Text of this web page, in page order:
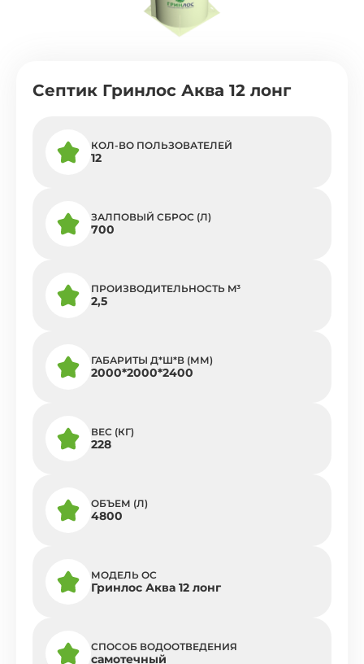
Септик Гринлос Аква 12 лонг
КОЛ-ВО ПОЛЬЗОВАТЕЛЕЙ
12
ЗАЛПОВЫЙ СБРОС (Л)
700
ПРОИЗВОДИТЕЛЬНОСТЬ M³
2,5
ГАБАРИТЫ Д*Ш*В (ММ)
2000*2000*2400
ВЕС (КГ)
228
ОБЪЕМ (Л)
4800
МОДЕЛЬ ОС
Гринлос Аква 12 лонг
СПОСОБ ВОДООТВЕДЕНИЯ
самотечный